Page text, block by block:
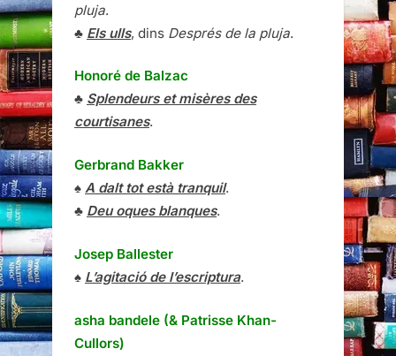
pluja.
♣ Els ulls, dins Després de la pluja.
Honoré de Balzac
♣ Splendeurs et misères des
courtisanes.
Gerbrand Bakker
♠ A dalt tot està tranquil.
♣ Deu oques blanques.
Josep Ballester
♠ L’agitació de l’escriptura.
asha bandele (& Patrisse Khan-
Cullors)